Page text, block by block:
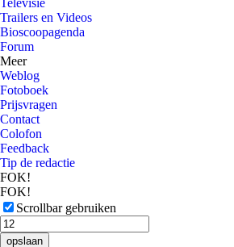
Televisie
Trailers en Videos
Bioscoopagenda
Forum
Meer
Weblog
Fotoboek
Prijsvragen
Contact
Colofon
Feedback
Tip de redactie
FOK!
FOK!
Scrollbar gebruiken
opslaan